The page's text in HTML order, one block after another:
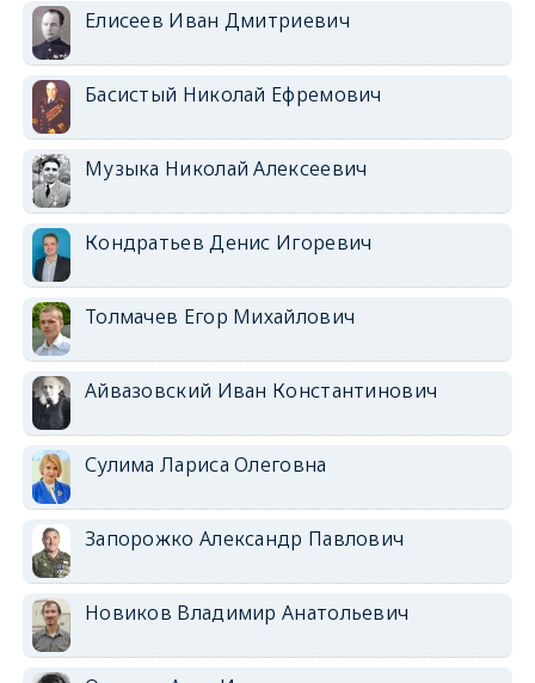
Елисеев Иван Дмитриевич
Басистый Николай Ефремович
Музыка Николай Алексеевич
Кондратьев Денис Игоревич
Толмачев Егор Михайлович
Айвазовский Иван Константинович
Сулима Лариса Олеговна
Запорожко Александр Павлович
Новиков Владимир Анатольевич